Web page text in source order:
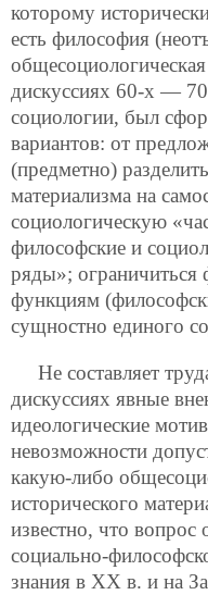
которому
есть философия
дискуссиях 60-х —
социологии, был
вариантов: от
(предметно)
материализма на
социологическую
философские и
ряды»; ограничиться
функциям
сущностно единого
Не составляет
дискуссиях явные
идеологические
невозможности
какую-либо
исторического
известно, что
социально-
знания в ХХ в. и на